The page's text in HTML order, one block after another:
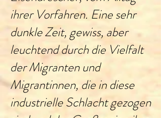
ihrer Vorfahren. Eine sehr
dunkle Zeit, gewiss, aber
leuchtend durch die Vielfalt
der Migranten und
Migrantinnen, die in diese
industrielle Schlacht gezogen